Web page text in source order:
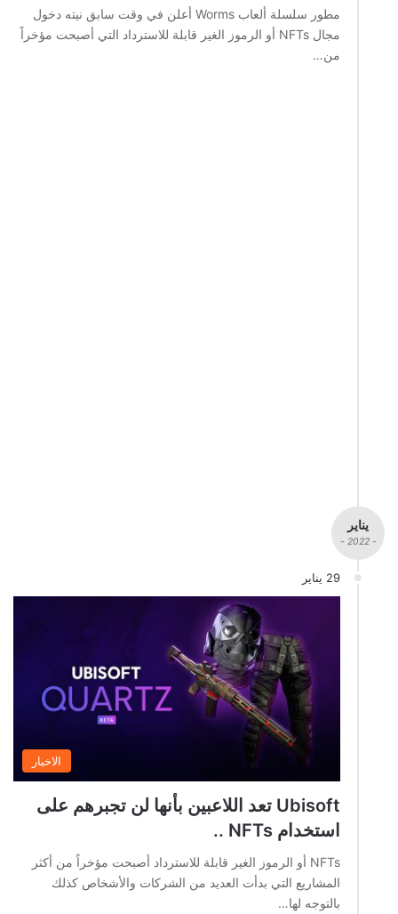
مطور سلسلة ألعاب Worms أعلن في وقت سابق نيته دخول
مجال NFTs أو الرموز الغير قابلة للاسترداد التي أصبحت مؤخراً
من…
يناير
- 2022 -
29 يناير
الاخبار
Ubisoft تعد اللاعبين بأنها لن تجبرهم على
استخدام NFTs ..
NFTs أو الرموز الغير قابلة للاسترداد أصبحت مؤخراً من أكثر
المشاريع التي بدأت العديد من الشركات والأشخاص كذلك
بالتوجه لها…